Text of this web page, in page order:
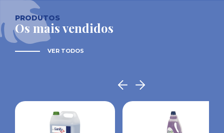
PRODUTOS
Os mais vendidos
VER TODOS